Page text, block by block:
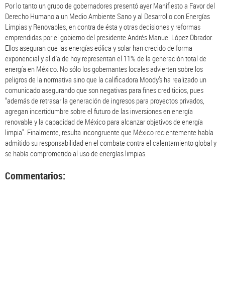
Por lo tanto un grupo de gobernadores presentó ayer Manifiesto a Favor del
Derecho Humano a un Medio Ambiente Sano y al Desarrollo con Energías
Limpias y Renovables, en contra de ésta y otras decisiones y reformas
emprendidas por el gobierno del presidente Andrés Manuel López Obrador.
Ellos aseguran que las energías eólica y solar han crecido de forma
exponencial y al día de hoy representan el 11% de la generación total de
energía en México. No sólo los gobernantes locales advierten sobre los
peligros de la normativa sino que la calificadora Moody’s ha realizado un
comunicado asegurando que son negativas para fines crediticios, pues
“además de retrasar la generación de ingresos para proyectos privados,
agregan incertidumbre sobre el futuro de las inversiones en energía
renovable y la capacidad de México para alcanzar objetivos de energía
limpia”. Finalmente, resulta incongruente que México recientemente había
admitido su responsabilidad en el combate contra el calentamiento global y
se había comprometido al uso de energías limpias.
Commentarios: